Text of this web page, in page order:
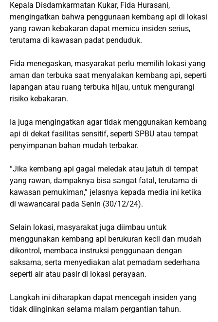
Kepala Disdamkarmatan Kukar, Fida Hurasani,
mengingatkan bahwa penggunaan kembang api di lokasi
yang rawan kebakaran dapat memicu insiden serius,
terutama di kawasan padat penduduk.
Fida menegaskan, masyarakat perlu memilih lokasi yang
aman dan terbuka saat menyalakan kembang api, seperti
lapangan atau ruang terbuka hijau, untuk mengurangi
risiko kebakaran.
Ia juga mengingatkan agar tidak menggunakan kembang
api di dekat fasilitas sensitif, seperti SPBU atau tempat
penyimpanan bahan mudah terbakar.
“Jika kembang api gagal meledak atau jatuh di tempat
yang rawan, dampaknya bisa sangat fatal, terutama di
kawasan pemukiman,” jelasnya kepada media ini ketika
di wawancarai pada Senin (30/12/24).
Selain lokasi, masyarakat juga diimbau untuk
menggunakan kembang api berukuran kecil dan mudah
dikontrol, membaca instruksi penggunaan dengan
saksama, serta menyediakan alat pemadam sederhana
seperti air atau pasir di lokasi perayaan.
Langkah ini diharapkan dapat mencegah insiden yang
tidak diinginkan selama malam pergantian tahun.